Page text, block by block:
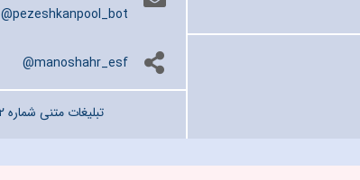
@pezeshkanpool_bot
manoshahr_esf@
تبلیغات متنی شماره ۲